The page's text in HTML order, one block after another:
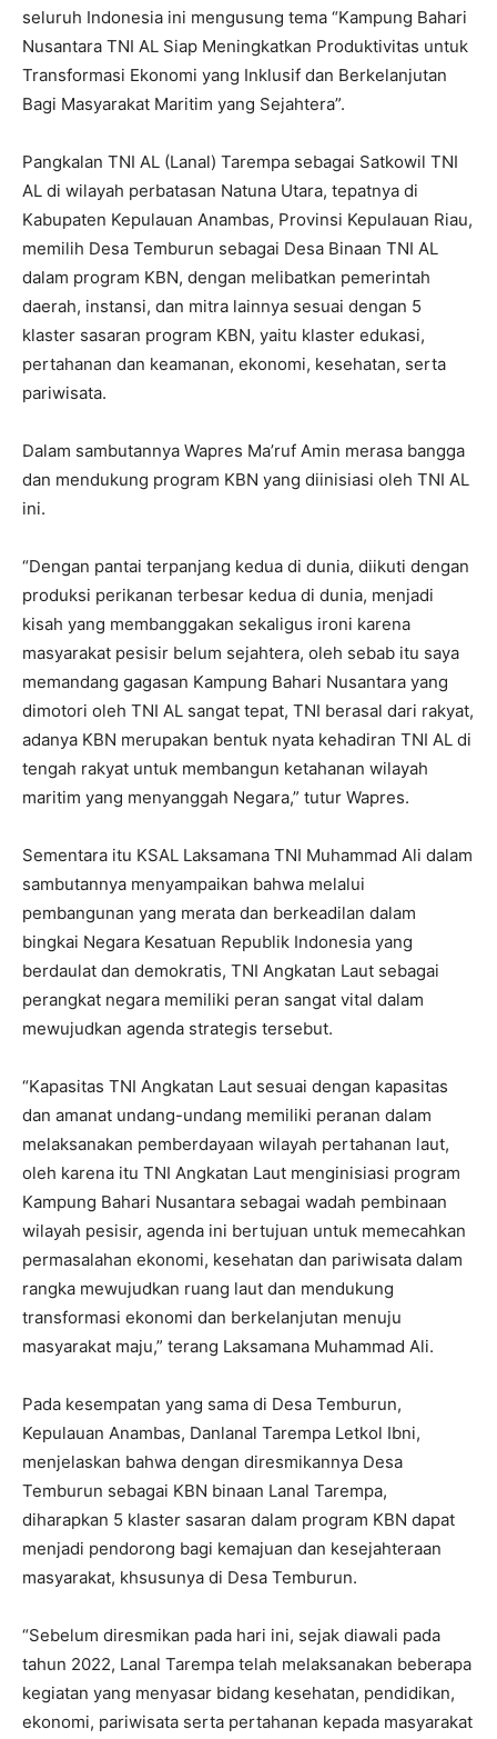
seluruh Indonesia ini mengusung tema “Kampung Bahari
Nusantara TNI AL Siap Meningkatkan Produktivitas untuk
Transformasi Ekonomi yang Inklusif dan Berkelanjutan
Bagi Masyarakat Maritim yang Sejahtera”.
Pangkalan TNI AL (Lanal) Tarempa sebagai Satkowil TNI
AL di wilayah perbatasan Natuna Utara, tepatnya di
Kabupaten Kepulauan Anambas, Provinsi Kepulauan Riau,
memilih Desa Temburun sebagai Desa Binaan TNI AL
dalam program KBN, dengan melibatkan pemerintah
daerah, instansi, dan mitra lainnya sesuai dengan 5
klaster sasaran program KBN, yaitu klaster edukasi,
pertahanan dan keamanan, ekonomi, kesehatan, serta
pariwisata.
Dalam sambutannya Wapres Ma’ruf Amin merasa bangga
dan mendukung program KBN yang diinisiasi oleh TNI AL
ini.
“Dengan pantai terpanjang kedua di dunia, diikuti dengan
produksi perikanan terbesar kedua di dunia, menjadi
kisah yang membanggakan sekaligus ironi karena
masyarakat pesisir belum sejahtera, oleh sebab itu saya
memandang gagasan Kampung Bahari Nusantara yang
dimotori oleh TNI AL sangat tepat, TNI berasal dari rakyat,
adanya KBN merupakan bentuk nyata kehadiran TNI AL di
tengah rakyat untuk membangun ketahanan wilayah
maritim yang menyanggah Negara,” tutur Wapres.
Sementara itu KSAL Laksamana TNI Muhammad Ali dalam
sambutannya menyampaikan bahwa melalui
pembangunan yang merata dan berkeadilan dalam
bingkai Negara Kesatuan Republik Indonesia yang
berdaulat dan demokratis, TNI Angkatan Laut sebagai
perangkat negara memiliki peran sangat vital dalam
mewujudkan agenda strategis tersebut.
“Kapasitas TNI Angkatan Laut sesuai dengan kapasitas
dan amanat undang-undang memiliki peranan dalam
melaksanakan pemberdayaan wilayah pertahanan laut,
oleh karena itu TNI Angkatan Laut menginisiasi program
Kampung Bahari Nusantara sebagai wadah pembinaan
wilayah pesisir, agenda ini bertujuan untuk memecahkan
permasalahan ekonomi, kesehatan dan pariwisata dalam
rangka mewujudkan ruang laut dan mendukung
transformasi ekonomi dan berkelanjutan menuju
masyarakat maju,” terang Laksamana Muhammad Ali.
Pada kesempatan yang sama di Desa Temburun,
Kepulauan Anambas, Danlanal Tarempa Letkol Ibni,
menjelaskan bahwa dengan diresmikannya Desa
Temburun sebagai KBN binaan Lanal Tarempa,
diharapkan 5 klaster sasaran dalam program KBN dapat
menjadi pendorong bagi kemajuan dan kesejahteraan
masyarakat, khsusunya di Desa Temburun.
“Sebelum diresmikan pada hari ini, sejak diawali pada
tahun 2022, Lanal Tarempa telah melaksanakan beberapa
kegiatan yang menyasar bidang kesehatan, pendidikan,
ekonomi, pariwisata serta pertahanan kepada masyarakat